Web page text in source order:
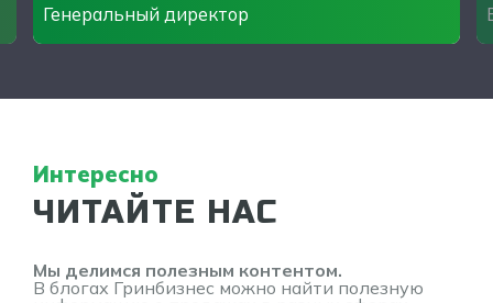
Генеральный директор
Интересно
ЧИТАЙТЕ НАС
Мы делимся полезным контентом.
В блогах Гринбизнес можно найти полезную